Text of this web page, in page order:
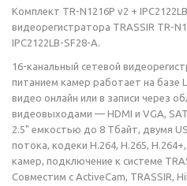
Комплект TR-N1216P v2 +
видеорегистратора TRASSIR TR-
IPC2122LB-SF28-A.
16-канальный сетевой
питанием камер работает на базе
видео онлайн или в записи через
видеовыходами — HDMI и VGA,
2.5" емкостью до 8 Тбайт, двумя
потока, кодеки H.264, H.265,
камер, подключение к системе
Совместим с ActiveCam, TRASSIR,